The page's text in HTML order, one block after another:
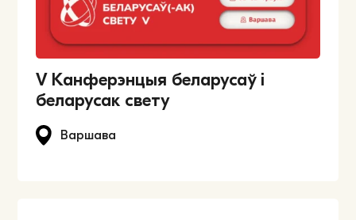
V Канферэнцыя беларусаў і
беларусак свету
Варшава